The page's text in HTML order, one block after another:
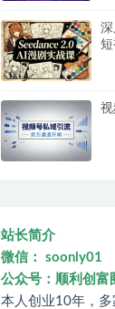
站长简介
微信： soonly01
公众号：顺利创富
本人创业10年，